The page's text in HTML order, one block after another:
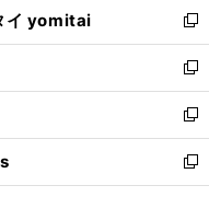
で
開
く
ド
ウ
で
開
く
ィ
ン
ド
ウ
で
開
く
い
ウ
ィ
ン
ド
ウ
で
開
イ yomitai
新
し
い
ウ
ィ
ン
ド
ウ
新
し
い
ウ
ィ
ン
新
し
い
ウ
新
し